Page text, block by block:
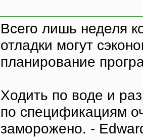
Всего лишь неделя
отладки могут
планирование
Ходить по воде и
по спецификациям
заморожено. -